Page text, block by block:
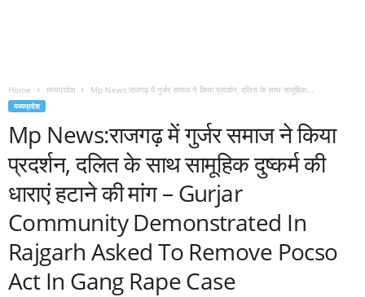
Home मध्यप्रदेश Mp News:राजगढ़ में गुर्जर समाज ने किया प्रदर्शन, दलित के साथ सामूहिक...
मध्यप्रदेश
Mp News:राजगढ़ में गुर्जर समाज ने किया
प्रदर्शन, दलित के साथ सामूहिक दुष्कर्म की
धाराएं हटाने की मांग – Gurjar
Community Demonstrated In
Rajgarh Asked To Remove Pocso
Act In Gang Rape Case